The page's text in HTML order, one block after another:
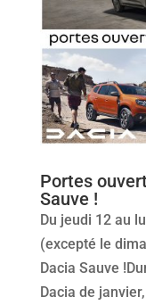
Portes
Sauve !
Du jeudi 12 au
(excepté le
Dacia Sauve
Dacia de